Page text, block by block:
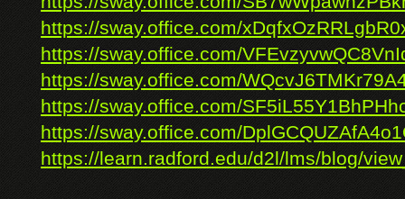
https://sway.office.com/
https://sway.office.com/
https://sway.office.com/
https://sway.office.com/
https://sway.office.com/
https://learn.radford.edu/d2l/lms/blog/